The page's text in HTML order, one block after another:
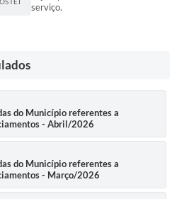
serviço.
do Município referentes a
- Abril/2026
do Município referentes a
- Março/2026